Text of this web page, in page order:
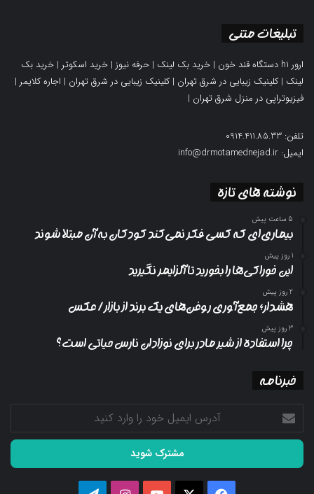
تبلیغات متنی
ارور h1 دستگاه قند خون | خرید بک لینک | حرفه نیوز | خرید اسکوتر | خرید بک
لینک |کلینیک زیبایی در شرق تهران |کلینیک زیبایی در شرق تهران | اجاره کلایمر |
فیزیوتراپی در منزل شرق تهران |
تلفن: 0914.411.85.33
ایمیل: info@drmotamednejad.ir
نوشته های تازه
5 ساعت پیش
بیماری‌ای که کسی فکر نمی‌کند کودکان به آن مبتلا شوند
1 روز پیش
این خوراکی‌ها را بخورید تا آلزایمر نگیرید
2 روز پیش
هشدار؛ جمع‌آوری روغن‌های یک برند از بازار/ عکس
3 روز پیش
چرا استفاده از شیر مادر برای نوزادان نارس حیاتی است؟
خبرنامه
آدرس
ایمیل
خود
وارد